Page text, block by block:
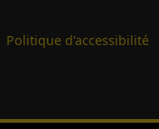
Politique d'accessibilité